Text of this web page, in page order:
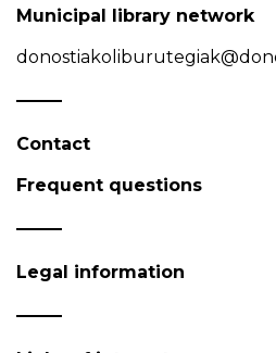
Municipal library network
Contact
Frequent questions
Legal information